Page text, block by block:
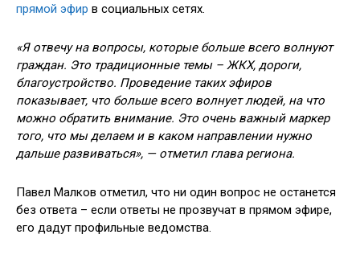
прямой эфир в социальных сетях.
«Я отвечу на вопросы, которые больше всего волнуют
граждан. Это традиционные темы – ЖКХ, дороги,
благоустройство. Проведение таких эфиров
показывает, что больше всего волнует людей, на что
можно обратить внимание. Это очень важный маркер
того, что мы делаем и в каком направлении нужно
дальше развиваться», — отметил глава региона.
Павел Малков отметил, что ни один вопрос не останется
без ответа – если ответы не прозвучат в прямом эфире,
его дадут профильные ведомства.